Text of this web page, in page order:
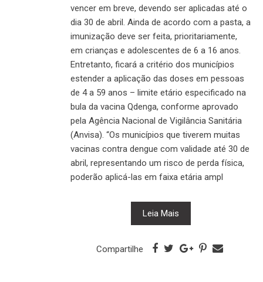
vencer em breve, devendo ser aplicadas até o
dia 30 de abril. Ainda de acordo com a pasta, a
imunização deve ser feita, prioritariamente,
em crianças e adolescentes de 6 a 16 anos.
Entretanto, ficará a critério dos municípios
estender a aplicação das doses em pessoas
de 4 a 59 anos – limite etário especificado na
bula da vacina Qdenga, conforme aprovado
pela Agência Nacional de Vigilância Sanitária
(Anvisa). “Os municípios que tiverem muitas
vacinas contra dengue com validade até 30 de
abril, representando um risco de perda física,
poderão aplicá-las em faixa etária ampl
Leia Mais
Compartilhe